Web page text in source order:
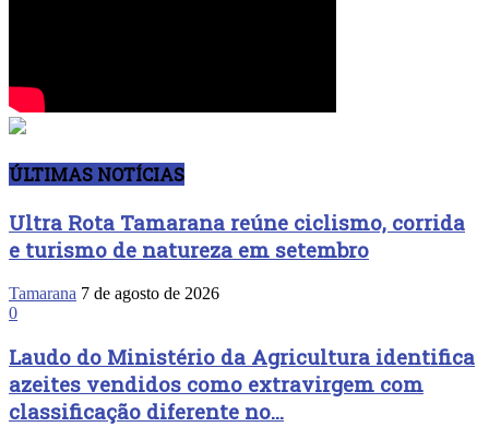
ÚLTIMAS NOTÍCIAS
Ultra Rota Tamarana reúne ciclismo, corrida
e turismo de natureza em setembro
Tamarana 7 de agosto de 2026
0
Laudo do Ministério da Agricultura identifica
azeites vendidos como extravirgem com
classificação diferente no...